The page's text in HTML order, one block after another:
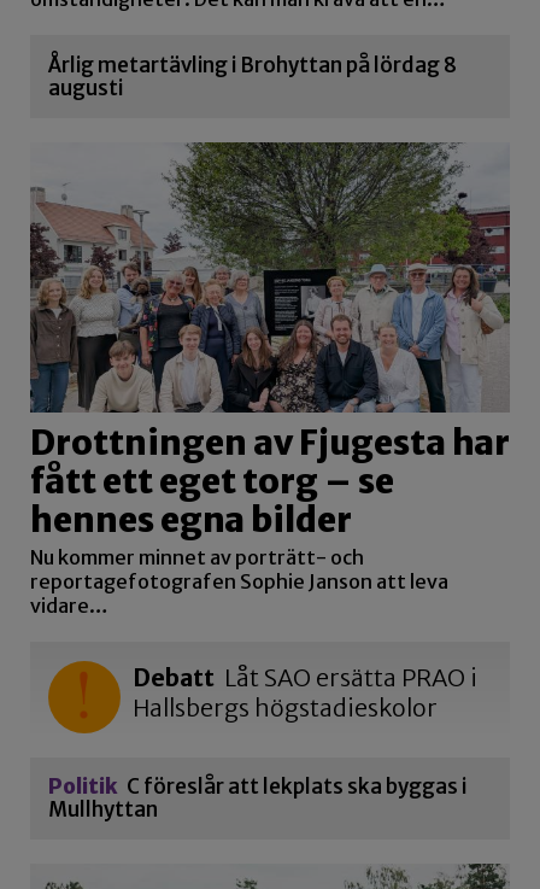
Årlig metartävling i Brohyttan på lördag 8
augusti
Drottningen av Fjugesta har
fått ett eget torg – se
hennes egna bilder
Nu kommer minnet av porträtt- och
reportagefotografen Sophie Janson att leva
vidare…
Debatt Låt SAO ersätta PRAO i
Hallsbergs högstadieskolor
Politik C föreslår att lekplats ska byggas i
Mullhyttan